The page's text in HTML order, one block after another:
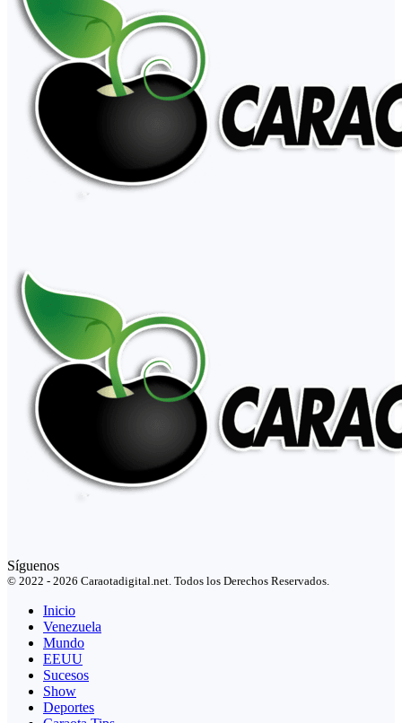
Síguenos
© 2022 - 2026 Caraotadigital.net. Todos los Derechos Reservados.
Inicio
Venezuela
Mundo
EEUU
Sucesos
Show
Deportes